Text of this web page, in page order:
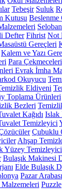
Tebeşir Suluk
Kutusu Beslenme
Defter Fihrist Not
Gereçleri
Kalem ve Yazı
Para Çekmeceleri
Evrak İmha
Okuyucu
Eldiveni
Toplama Ürünleri
Bezleri
Kağıdı Islak
Temizleyici
Çubuklu
Ahşap
Yüzey
Bulaşık Makinesi
Elde Bulaşık
Pazar
Malzemeleri Puzzle